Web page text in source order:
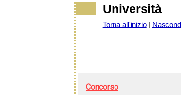
Università
Torna all'inizio|
Concorso